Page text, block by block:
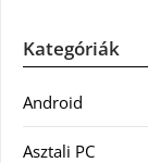
Kategóriák
Android
Asztali PC